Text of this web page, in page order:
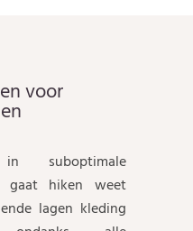
voor
suboptimale
gaat hiken weet
lagen kleding